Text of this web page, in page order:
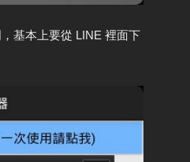
基本上要從 LINE 裡面下